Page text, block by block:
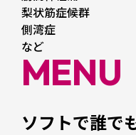
梨状筋症候群
側湾症
など
MENU
ソフトで誰で